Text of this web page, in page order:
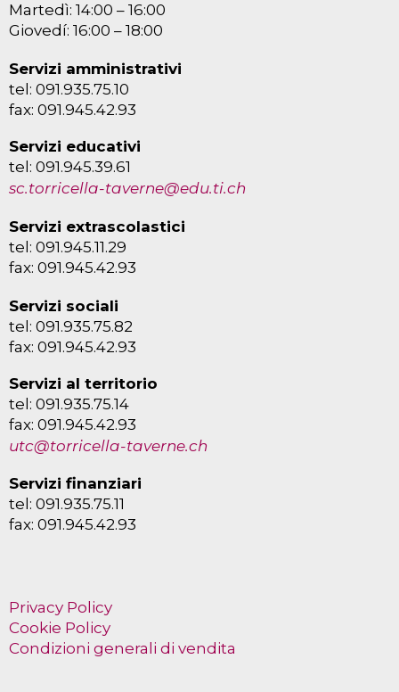
Martedì: 14:00 – 16:00
Giovedí: 16:00 – 18:00
Servizi amministrativi
tel: 091.935.75.10
fax: 091.945.42.93
Servizi educativi
tel: 091.945.39.61
sc.torricella-taverne@edu.ti.ch
Servizi extrascolastici
tel: 091.945.11.29
fax: 091.945.42.93
Servizi sociali
tel: 091.935.75.82
fax: 091.945.42.93
Servizi al territorio
tel: 091.935.75.14
fax: 091.945.42.93
utc@torricella-taverne.ch
Servizi finanziari
tel: 091.935.75.11
fax: 091.945.42.93
Privacy Policy
Cookie Policy
Condizioni generali di vendita